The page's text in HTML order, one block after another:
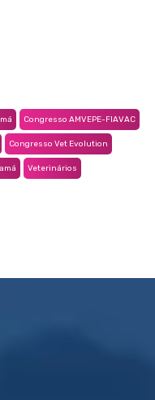
Congresso AMVEPE-FIAVAC
Congresso Vet Evolution
Veterinários